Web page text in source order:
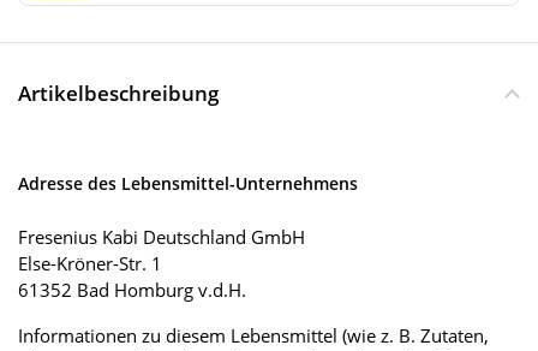
Artikelbeschreibung
Adresse des Lebensmittel-Unternehmens
Fresenius Kabi Deutschland GmbH
Else-Kröner-Str. 1
61352 Bad Homburg v.d.H.
Informationen zu diesem Lebensmittel (wie z. B. Zutaten,